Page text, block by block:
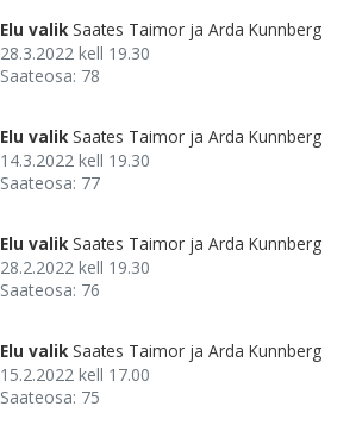
Elu valik Saates Taimor ja Arda Kunnberg
28.3.2022 kell 19.30
Saateosa: 78
Elu valik Saates Taimor ja Arda Kunnberg
14.3.2022 kell 19.30
Saateosa: 77
Elu valik Saates Taimor ja Arda Kunnberg
28.2.2022 kell 19.30
Saateosa: 76
Elu valik Saates Taimor ja Arda Kunnberg
15.2.2022 kell 17.00
Saateosa: 75